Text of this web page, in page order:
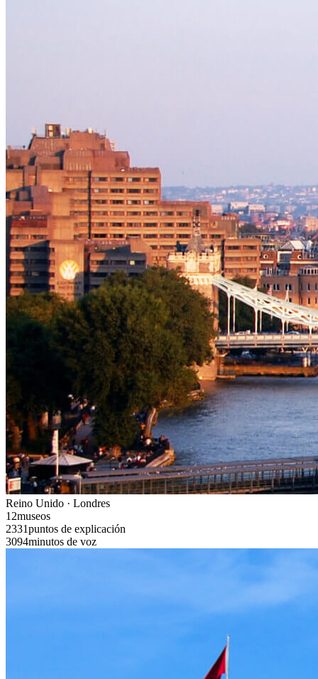
Reino Unido · Londres
12museos
2331puntos de explicación
3094minutos de voz